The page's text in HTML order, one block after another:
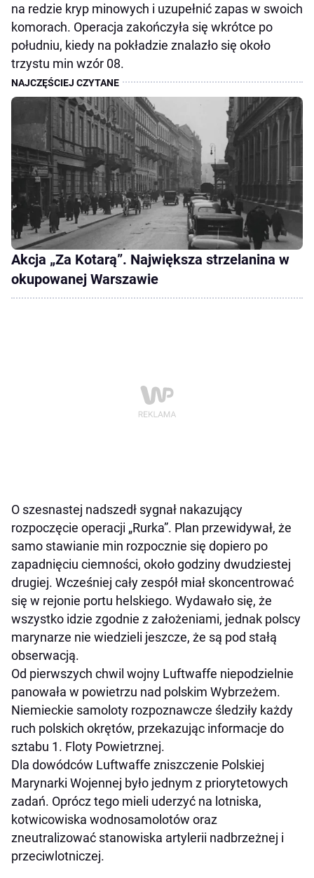
na redzie kryp minowych i uzupełnić zapas w swoich
komorach. Operacja zakończyła się wkrótce po
południu, kiedy na pokładzie znalazło się około
trzystu min wzór 08.
Akcja „Za Kotarą”. Największa strzelanina w
okupowanej Warszawie
O szesnastej nadszedł sygnał nakazujący
rozpoczęcie operacji „Rurka”. Plan przewidywał, że
samo stawianie min rozpocznie się dopiero po
zapadnięciu ciemności, około godziny dwudziestej
drugiej. Wcześniej cały zespół miał skoncentrować
się w rejonie portu helskiego. Wydawało się, że
wszystko idzie zgodnie z założeniami, jednak polscy
marynarze nie wiedzieli jeszcze, że są pod stałą
obserwacją.
Od pierwszych chwil wojny Luftwaffe niepodzielnie
panowała w powietrzu nad polskim Wybrzeżem.
Niemieckie samoloty rozpoznawcze śledziły każdy
ruch polskich okrętów, przekazując informacje do
sztabu 1. Floty Powietrznej.
Dla dowódców Luftwaffe zniszczenie Polskiej
Marynarki Wojennej było jednym z priorytetowych
zadań. Oprócz tego mieli uderzyć na lotniska,
kotwicowiska wodnosamolotów oraz
zneutralizować stanowiska artylerii nadbrzeżnej i
przeciwlotniczej.